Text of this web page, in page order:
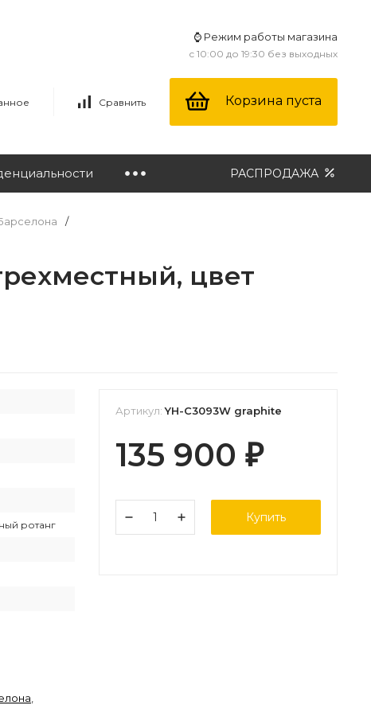
⌚ Режим работы магазина
с 10:00 до 19:30 без выходных
Сравнить Корзина пуста
РАСПРОДАЖА
/
цвет
ротанг
Артикул:YH-C3093W graphite
135 900 ₽
Купить